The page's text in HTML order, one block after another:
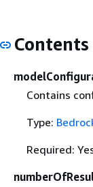
Contents
Contains
Type:
Required: